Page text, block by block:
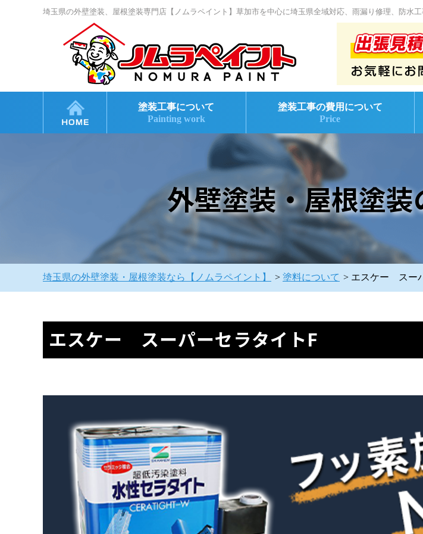
埼玉県の外壁塗装、屋根塗装専門店【ノムラペイント】草加市を中心に埼玉県全域対応、雨漏り修理、防水
塗装工事について
Painting work
塗装工事の費用について
Price
外壁塗装・屋根塗装
埼玉県の外壁塗装・屋根塗装なら【ノムラペイント】 > 塗料について > エスケー スー
エスケー スーパーセラタイトF